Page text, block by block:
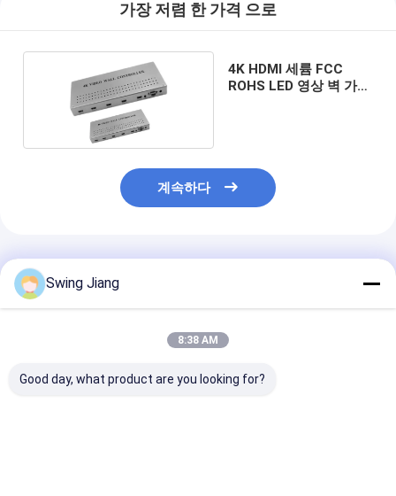
가장 저렴 한 가격 으로
4K HDMI 세륨 FCC
ROHS LED 영상 벽 가공
계속하다
추천된 제품
Swing Jiang
8:38 AM
Good day, what product are you looking for?